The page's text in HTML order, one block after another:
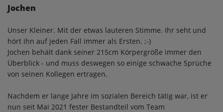
Jochen
Unser Kleiner. Mit der etwas lauteren Stimme. Ihr seht und
hört ihn auf jeden Fall immer als Ersten. ;-)
Jochen behält dank seiner 215cm Körpergröße immer den
Überblick - und muss deswegen so einige schwache Sprüche
von seinen Kollegen ertragen.
Nachdem er lange Jahre im sozialen Bereich tätig war, ist er
nun seit Mai 2021 fester Bestandteil vom Team